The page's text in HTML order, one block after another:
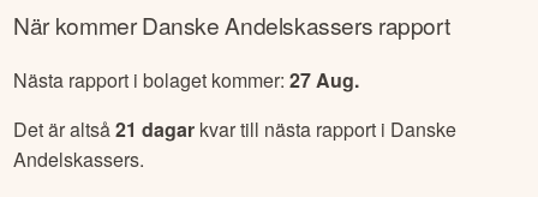
Utdelningar är vanligtvis betalda regelbundet, vanligtvis
Nästa rapport i bolaget kommer: